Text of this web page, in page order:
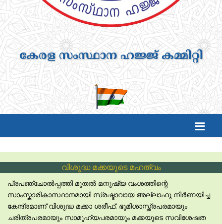
കേരള സംസ്ഥാന ഹജ്ജ് കമ്മിറ്റി
വിശുദ്ധ മക്കയുടെ മഹത്വം
പ്രപഞ്ചോല്‍പ്പത്തി മുതല്‍ മനുഷ്യ വംശത്തിന്റെ
സാംസ്കാരികാസ്ഥാനമായി സ്രഷ്ടാവായ അല്ലാഹു നിര്‍ണയിച്ച
കേന്ദ്രമാണ് വിശുദ്ധ മക്കാ ശരീഫ്. ഭൂമിശാസ്ത്രപരമായും
ചരിത്രപരമായും സാമൂഹ്യപരമായും മക്കയുടെ സവിശേഷത